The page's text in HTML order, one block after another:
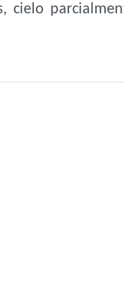
cielo